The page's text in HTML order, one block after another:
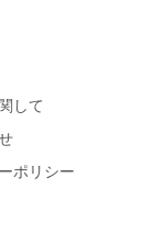
して
ポリシー